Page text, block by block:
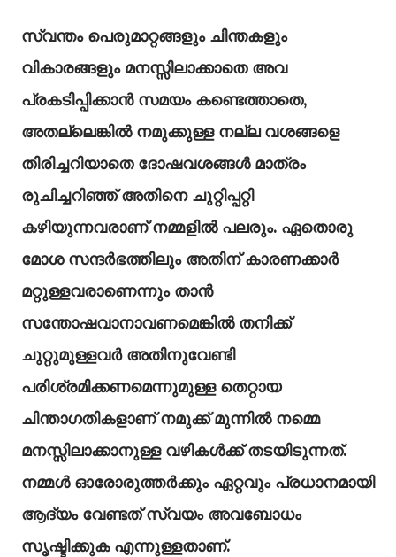
സ്വന്തം പെരുമാറ്റങ്ങളും ചിന്തകളും
വികാരങ്ങളും മനസ്സിലാക്കാതെ അവ
പ്രകടിപ്പിക്കാൻ സമയം കണ്ടെത്താതെ,
അതല്ലെങ്കിൽ നമുക്കുള്ള നല്ല വശങ്ങളെ
തിരിച്ചറിയാതെ ദോഷവശങ്ങൾ മാത്രം
രുചിച്ചറിഞ്ഞ് അതിനെ ചുറ്റിപ്പറ്റി
കഴിയുന്നവരാണ് നമ്മളിൽ പലരും. ഏതൊരു
മോശ സന്ദർഭത്തിലും അതിന് കാരണക്കാർ
മറ്റുള്ളവരാണെന്നും താൻ
സന്തോഷവാനാവണമെങ്കിൽ തനിക്ക്
ചുറ്റുമുള്ളവർ അതിനുവേണ്ടി
പരിശ്രമിക്കണമെന്നുമുള്ള തെറ്റായ
ചിന്താഗതികളാണ് നമുക്ക് മുന്നിൽ നമ്മെ
മനസ്സിലാക്കാനുള്ള വഴികൾക്ക് തടയിടുന്നത്.
നമ്മൾ ഓരോരുത്തർക്കും ഏറ്റവും പ്രധാനമായി
ആദ്യം വേണ്ടത് സ്വയം അവബോധം
സൃഷ്ടിക്കുക എന്നുള്ളതാണ്.